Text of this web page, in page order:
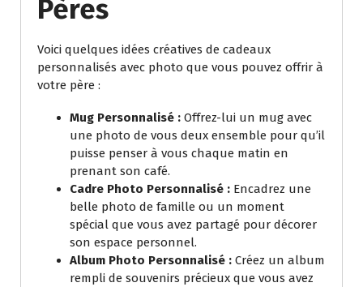
Pères
Voici quelques idées créatives de cadeaux
personnalisés avec photo que vous pouvez offrir à
votre père :
Mug Personnalisé : Offrez-lui un mug avec
une photo de vous deux ensemble pour qu’il
puisse penser à vous chaque matin en
prenant son café.
Cadre Photo Personnalisé : Encadrez une
belle photo de famille ou un moment
spécial que vous avez partagé pour décorer
son espace personnel.
Album Photo Personnalisé : Créez un album
rempli de souvenirs précieux que vous avez